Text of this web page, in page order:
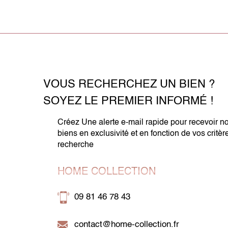
VOUS RECHERCHEZ UN BIEN ?
SOYEZ LE PREMIER INFORMÉ !
Créez Une alerte e-mail rapide pour recevoir
biens en exclusivité et en fonction de vos
recherche
HOME COLLECTION
09 81 46 78 43
contact@home-collection.fr